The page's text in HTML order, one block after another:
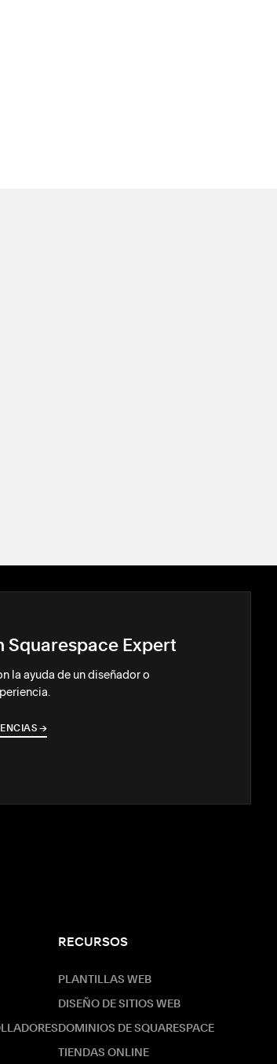
Squarespace Expert
la ayuda de un diseñador o
→
→
RECURSOS
PLANTILLAS WEB
DISEÑO DE SITIOS WEB
DOMINIOS DE SQUARESPACE
TIENDAS ONLINE